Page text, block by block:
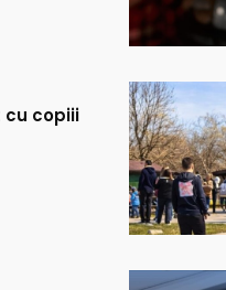
cu copiii